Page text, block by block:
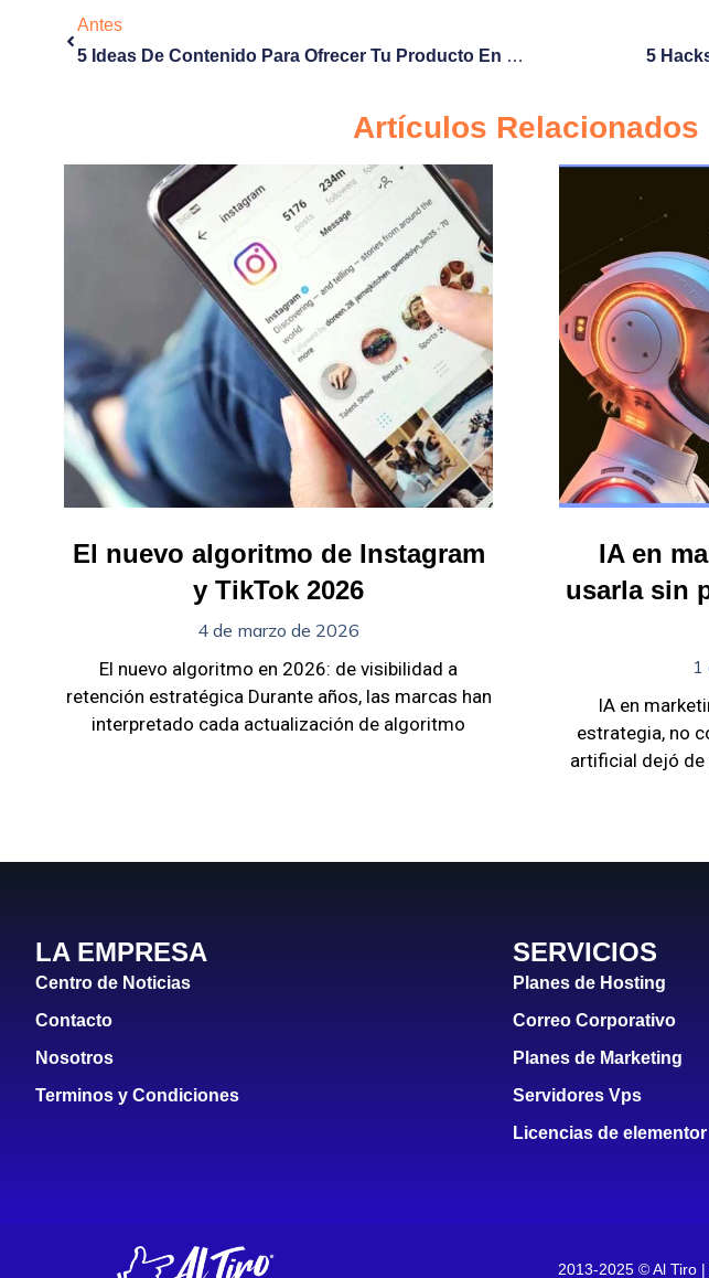
Antes
5 Ideas De Contenido Para Ofrecer Tu Producto En Redes Sociales
5
Artículos Relacionados
El nuevo algoritmo de Instagram
y TikTok 2026
4 de marzo de 2026
El nuevo algoritmo en 2026: de visibilidad a
retención estratégica Durante años, las marcas han
interpretado cada actualización de algoritmo
IA en
usarla sin
1
IA en
estrategia, no
artificial dejó de
LA EMPRESA
Centro de Noticias
Contacto
Nosotros
Terminos y Condiciones
SERVICIOS
Planes de Hosting
Correo Corporativo
Planes de Marketing
Servidores Vps
Licencias de elementor
2013-2025 © Al Tiro